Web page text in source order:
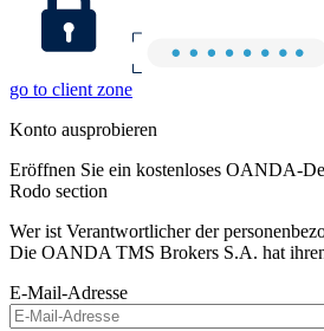
go to client zone
Konto ausprobieren
Eröffnen Sie ein kostenloses OANDA-
Rodo section
Wer ist Verantwortlicher der
Die OANDA TMS Brokers S.A. hat
E-Mail-Adresse